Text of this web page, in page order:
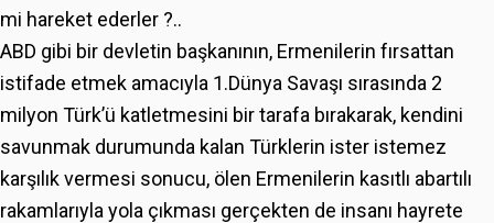
mi hareket ederler ?..
ABD gibi bir devletin başkanının, Ermenilerin fırsattan
istifade etmek amacıyla 1.Dünya Savaşı sırasında 2
milyon Türk’ü katletmesini bir tarafa bırakarak, kendini
savunmak durumunda kalan Türklerin ister istemez
karşılık vermesi sonucu, ölen Ermenilerin kasıtlı abartılı
rakamlarıyla yola çıkması gerçekten de insanı hayrete